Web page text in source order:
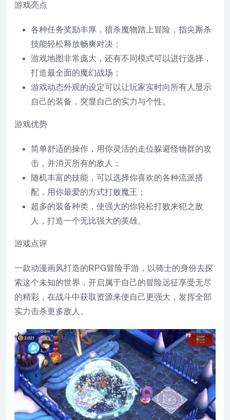
游戏亮点
各种任务奖励丰厚，猎杀魔物踏上冒险，指尖厮杀
技能轻松释放畅爽对决；
游戏地图非常庞大，还有不同模式可以进行选择，
打造最全面的魔幻战场；
游戏动态外观的设定可以让玩家实时向所有人显示
自己的装备，突显自己的实力与个性。
游戏优势
简单舒适的操作，用你灵活的走位躲避怪物群的攻
击，并消灭所有的敌人；
随机丰富的技能，可以选择你喜欢的各种流派搭
配，用你最爱的方式打败魔王；
超多的装备种类，使强大的你轻松打败来犯之敌
人，打造一个无比强大的英雄。
游戏点评
一款动漫画风打造的RPG冒险手游，以骑士的身份去探
索这个未知的世界，开启属于自己的冒险远征享受无尽
的精彩，在战斗中获取资源来使自己更强大，发挥全部
实力击杀更多敌人。